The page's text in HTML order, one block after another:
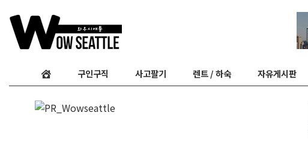
구인구직 사고팔기 렌트 / 하숙 자유게시판